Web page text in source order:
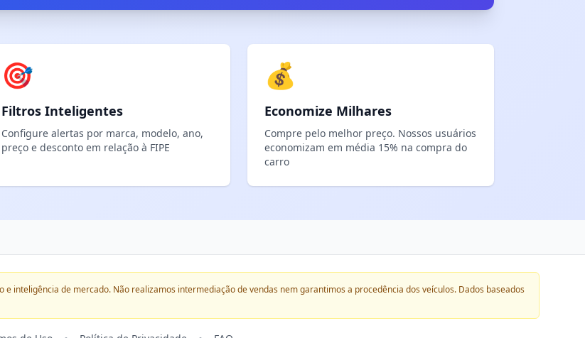
🎯
Filtros Inteligentes
Configure alertas por marca, modelo, ano,
preço e desconto em relação à FIPE
💰
Economize Milhares
Compre pelo melhor preço. Nossos usuários
economizam em média 15% na compra do
carro
inteligência de mercado. Não realizamos intermediação de vendas nem garantimos a procedência dos veículos. Dados baseados